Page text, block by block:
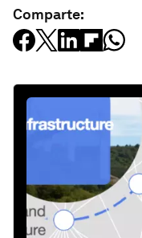
Comparte: